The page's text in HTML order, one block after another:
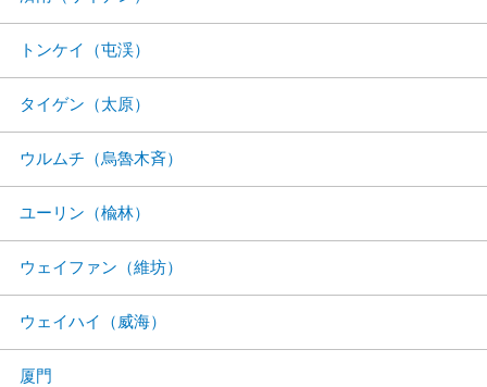
トンケイ（屯渓）
タイゲン（太原）
ウルムチ（烏魯木斉）
ユーリン（楡林）
ウェイファン（維坊）
ウェイハイ（威海）
厦門